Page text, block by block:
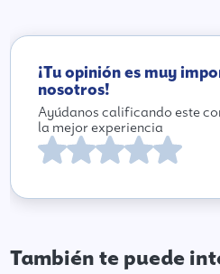
¡Tu opinión es muy
nosotros!
Ayúdanos calificando este
la mejor experiencia
También te puede